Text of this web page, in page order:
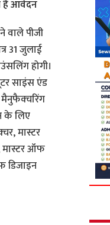
हैं आवेदन
वाले पीजी
31 जुलाई
होगी।
साइंस एंड
मैनुफैक्चरिंग
के लिए
मास्टर
मास्टर ऑफ
डिजाइन